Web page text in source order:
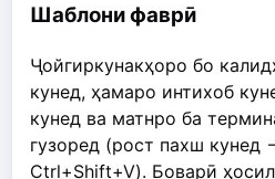
Шаблони фаврӣ
Ҷойгиркунакҳоро бо
кунед, ҳамаро интихоб
кунед ва матнро ба
гузоред (рост пахш кунед
Ctrl+Shift+V). Боварӣ